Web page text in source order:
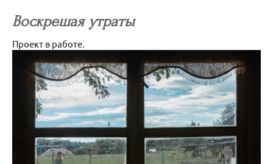
Воскрешая утраты
Проект в работе.